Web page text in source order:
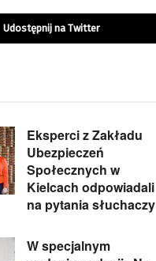
Udostępnij na Twitter
Eksperci z Zakładu
Ubezpieczeń
Społecznych w
Kielcach odpowiadali
na pytania słuchaczy
W specjalnym